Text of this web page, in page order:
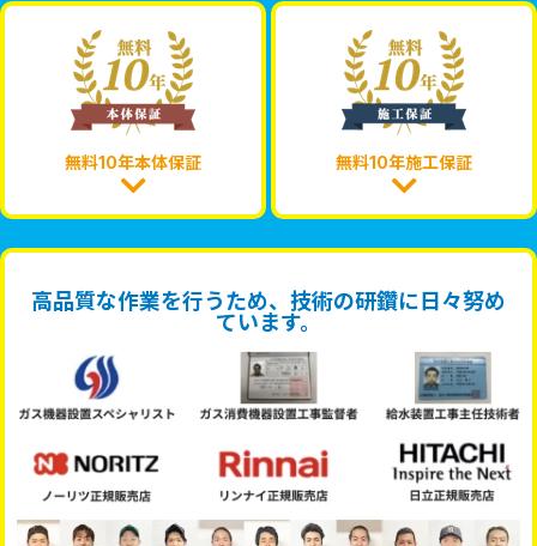
無料10年本体保証 無料10年施工保証
高品質な作業を行うため、技術の研鑽に日々努め
ています。